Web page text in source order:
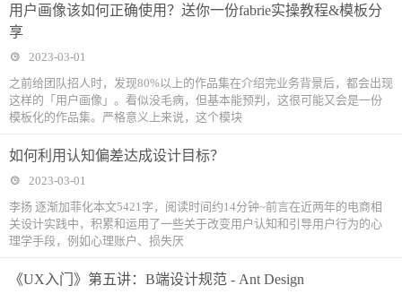
用户画像该如何正确使用？送你一份fabrie实操教程&模板分
享
2023-03-01
之前给团队招人时，发现80%以上的作品集在介绍完业务背景后，都会出现
这样的「用户画像」。看似没毛病，但基本能预判，这很可能又会是一份
模板化的作品集。严格意义上来说，这个模块
如何利用认知偏差达成设计目标？
2023-03-01
李扬 逐渐加菲化本文5421字，阅读时间约14分钟~前言在近两年的电商相
关设计实践中，积累和运用了一些关于改变用户认知和引导用户行为的心
理学手段，例如心理账户、损失厌
《UX入门》第五讲：B端设计规范 - Ant Design